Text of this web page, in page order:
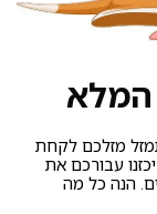
המלא
מזלכם לקחת
עבורכם את
הנה כל מה